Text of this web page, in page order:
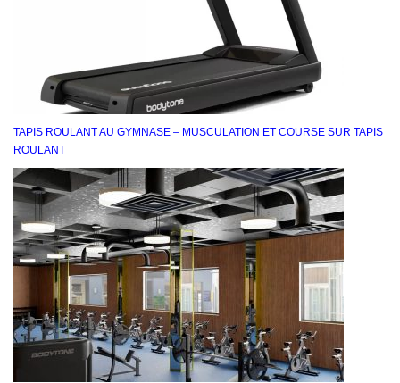
TAPIS ROULANT AU GYMNASE – MUSCULATION ET COURSE SUR TAPIS
ROULANT